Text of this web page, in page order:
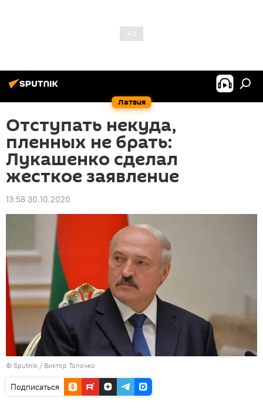
Латвия
Отступать некуда,
пленных не брать:
Лукашенко сделал
жесткое заявление
13:58 30.10.2020
© Sputnik / Виктор Толочко
Подписаться